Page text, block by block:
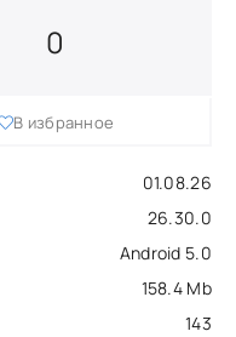
01.08.26
26.30.0
Android 5.0
158.4 Mb
143
0
В избранное